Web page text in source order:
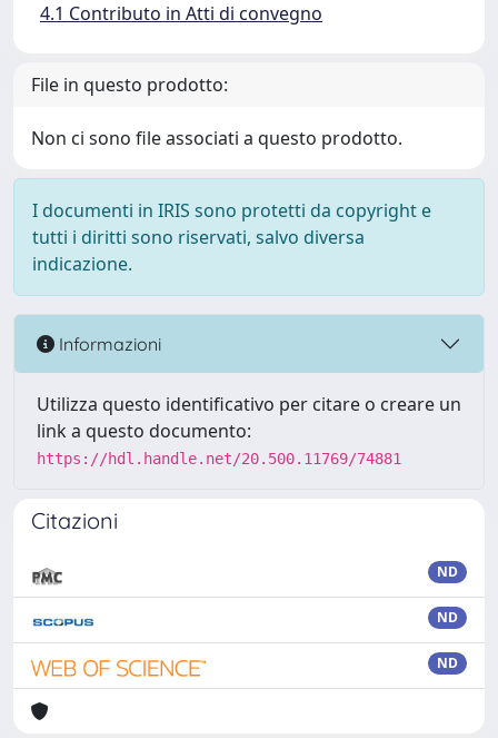
4.1 Contributo in Atti di convegno
File in questo prodotto:
Non ci sono file associati a questo prodotto.
I documenti in IRIS sono protetti da copyright e
tutti i diritti sono riservati, salvo diversa
indicazione.
Informazioni
Utilizza questo identificativo per citare o creare un
link a questo documento:
https://hdl.handle.net/20.500.11769/74881
Citazioni
ND
ND
ND